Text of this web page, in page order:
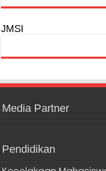
JMSI
Media Partner
Pendidikan